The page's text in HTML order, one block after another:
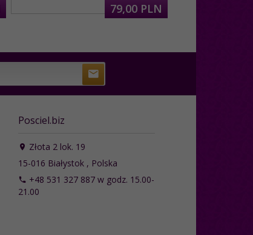
79,00 PLN
Posciel.biz
Złota 2 lok. 19
15-016 Białystok, Polska
+48 531 327 887 w godz. 15.00-
21.00